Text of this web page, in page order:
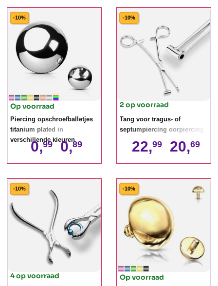
-10%
Op voorraad
Piercing opschroefballetjes
titanium plated in
verschillende kleuren
0,99 0,89
-10%
2 op voorraad
Tang voor tragus- of
septumpiercing oorpiercing
22,99 20,69
-10%
4 op voorraad
-10%
Op voorraad